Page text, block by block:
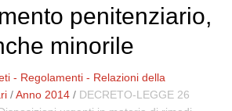
penitenziario,
minorile
- Regolamenti - Relazioni della
/Anno 2014 / DECRETO-LEGGE 26